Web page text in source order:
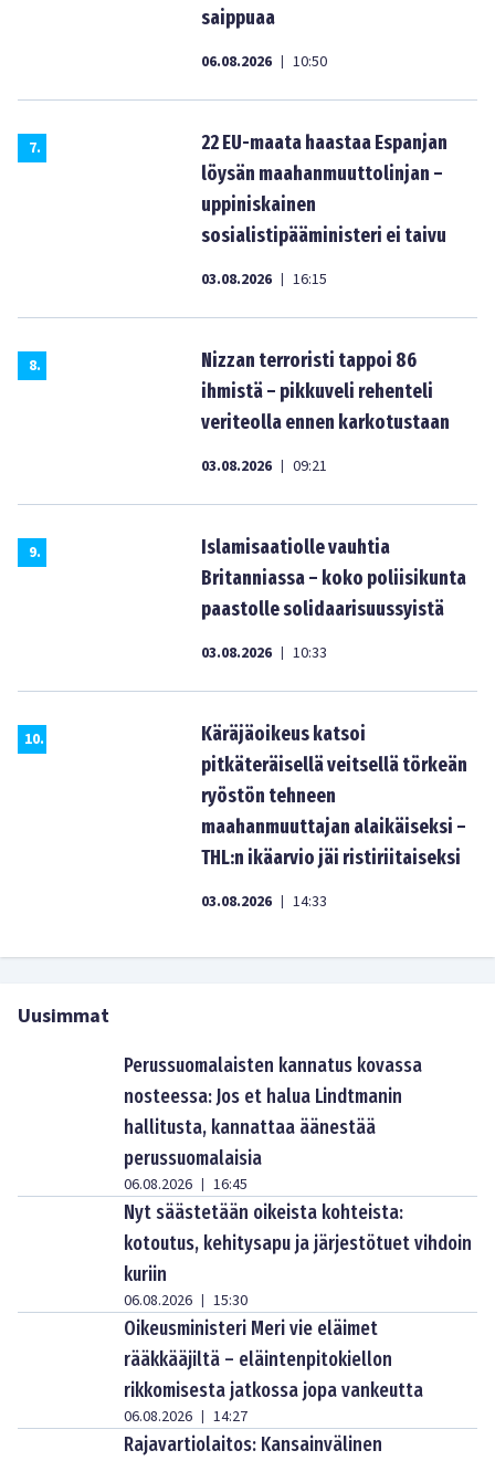
saippuaa
06.08.2026 | 10:50
7.
22 EU-maata haastaa Espanjan
löysän maahanmuuttolinjan –
uppiniskainen
sosialistipääministeri ei taivu
03.08.2026 | 16:15
8.
Nizzan terroristi tappoi 86
ihmistä – pikkuveli rehenteli
veriteolla ennen karkotustaan
03.08.2026 | 09:21
9.
Islamisaatiolle vauhtia
Britanniassa – koko poliisikunta
paastolle solidaarisuussyistä
03.08.2026 | 10:33
10.
Käräjäoikeus katsoi
pitkäteräisellä veitsellä törkeän
ryöstön tehneen
maahanmuuttajan alaikäiseksi –
THL:n ikäarvio jäi ristiriitaiseksi
03.08.2026 | 14:33
Uusimmat
Perussuomalaisten kannatus kovassa
nosteessa: Jos et halua Lindtmanin
hallitusta, kannattaa äänestää
perussuomalaisia
06.08.2026 | 16:45
Nyt säästetään oikeista kohteista:
kotoutus, kehitysapu ja järjestötuet vihdoin
kuriin
06.08.2026 | 15:30
Oikeusministeri Meri vie eläimet
rääkkääjiltä – eläintenpitokiellon
rikkomisesta jatkossa jopa vankeutta
06.08.2026 | 14:27
Rajavartiolaitos: Kansainvälinen